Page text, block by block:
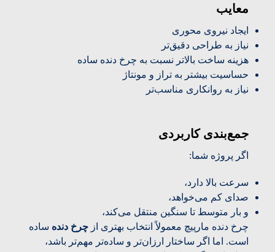
معایب
ایجاد نیروی محوری
نیاز به طراحی دقیق‌تر
هزینه ساخت بالاتر نسبت به چرخ دنده ساده
حساسیت بیشتر به تراز و مونتاژ
نیاز به روانکاری مناسب‌تر
جمع‌بندی کاربردی
اگر پروژه شما:
سرعت بالا دارد،
صدای کم می‌خواهد،
و بار متوسط تا سنگین منتقل می‌کند،
چرخ دنده مارپیچ معمولاً انتخاب بهتری از چرخ دنده ساده
است. اما اگر ساختار ارزان‌تر و ساده‌تر مهم‌تر باشد،